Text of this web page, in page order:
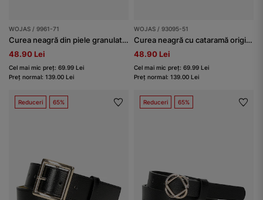
WOJAS / 9961-71
Curea neagră din piele granulată cu cataramă închisă damă
48.90 Lei
Cel mai mic preț: 69.99 Lei
Preț normal: 139.00 Lei
WOJAS / 93095-51
Curea neagră cu cataramă originală
48.90 Lei
Cel mai mic preț: 69.99 Lei
Preț normal: 139.00 Lei
Reduceri 65% Reduceri 65%